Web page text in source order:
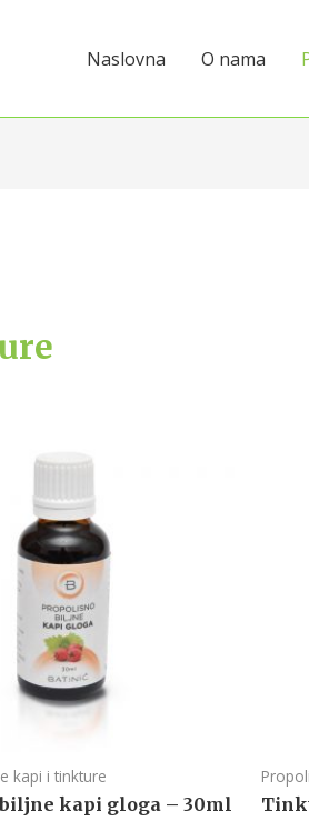
Naslovna O nama
kapi i tinkture
kapi gloga – 30ml